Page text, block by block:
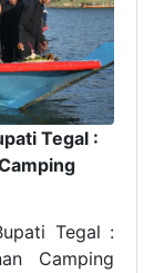
Tegal :
Tegal :
Camping